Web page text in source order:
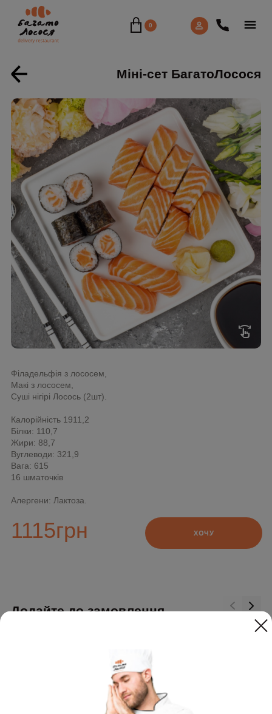
0
Міні-сет БагатоЛосося
swipe
Філадельфія з лососем,
Макі з лососем,
Суші нігірі Лосось (2шт).
Калорійність 1911,2
Білки: 110,7
Жири: 88,7
Вуглеводи: 321,9
Вага: 615
16 шматочків
Алергени: Лактоза.
1115грн ХОЧУ
Додайте до замовлення